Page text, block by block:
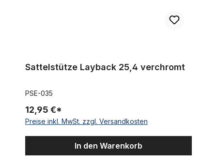
Sattelstütze Layback 25,4 verchromt
PSE-035
12,95 €*
Preise inkl. MwSt. zzgl. Versandkosten
In den Warenkorb